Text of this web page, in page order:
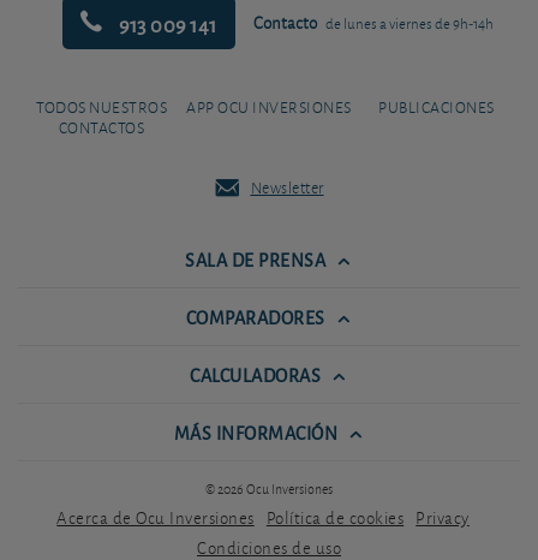
913 009 141 Contacto de lunes a viernes de 9h-14h
TODOS NUESTROS
CONTACTOS
APP OCU INVERSIONES PUBLICACIONES
Newsletter
SALA DE PRENSA
COMPARADORES
CALCULADORAS
MÁS INFORMACIÓN
© 2026 Ocu Inversiones
Acerca de Ocu Inversiones Política de cookies Privacy
Condiciones de uso